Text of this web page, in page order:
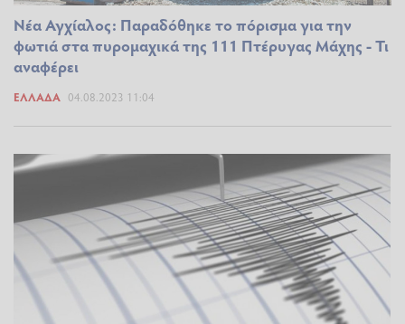
Νέα Αγχίαλος: Παραδόθηκε το πόρισμα για την
φωτιά στα πυρομαχικά της 111 Πτέρυγας Μάχης - Τι
αναφέρει
ΕΛΛΆΔΑ 04.08.2023 11:04